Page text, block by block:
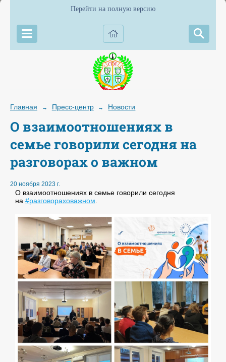
Перейти на полную версию
Главная → Пресс-центр → Новости
О взаимоотношениях в
семье говорили сегодня на
разговорах о важном
20 ноября 2023 г.
О взаимоотношениях в семье говорили сегодня
на #разговораховажном.